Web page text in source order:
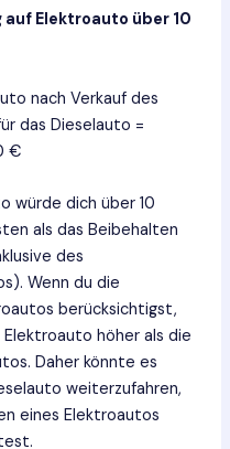
Elektroauto über 10
nach Verkauf des
das Dieselauto =
€
würde dich über 10
als das Beibehalten
des
Wenn du die
berücksichtigst,
höher als die
Daher könnte es
weiterzufahren,
eines Elektroautos